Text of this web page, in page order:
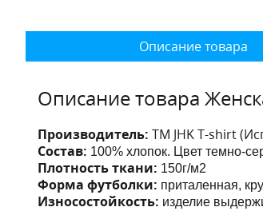
Описание товара
Описание товара
Производитель: ТМ JHK T-shirt
Состав: 100% хлопок. Цвет темно-
Плотность ткани: 150г/м2
Форма футболки: приталенная,
Износостойкость: изделие